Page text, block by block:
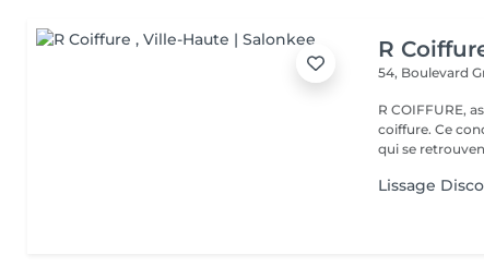
R
54, Boulevard
R COIFFURE,
coiffure. Ce
qui se
Lissage